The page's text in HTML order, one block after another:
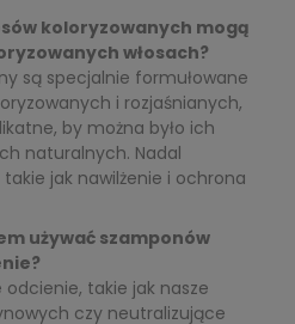
koloryzowanych mogą
włosach?
są specjalnie formułowane
i rozjaśnianych,
by można było ich
naturalnych. Nadal
jak nawilżenie i ochrona
używać szamponów
takie jak nasze
czy neutralizujące